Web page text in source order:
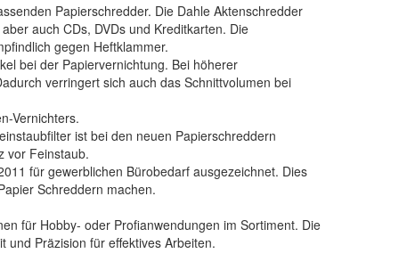
Papierschredder. Die Dahle Aktenschredder
auch CDs, DVDs und Kreditkarten. Die
gegen Heftklammer.
bei der Papiervernichtung. Bei höherer
verringert sich auch das Schnittvolumen bei
Vernichters.
ist bei den neuen Papierschreddern
vor Feinstaub.
für gewerblichen Bürobedarf ausgezeichnet. Dies
Schreddern machen.
für Hobby- oder Profianwendungen im Sortiment. Die
und Präzision für effektives Arbeiten.